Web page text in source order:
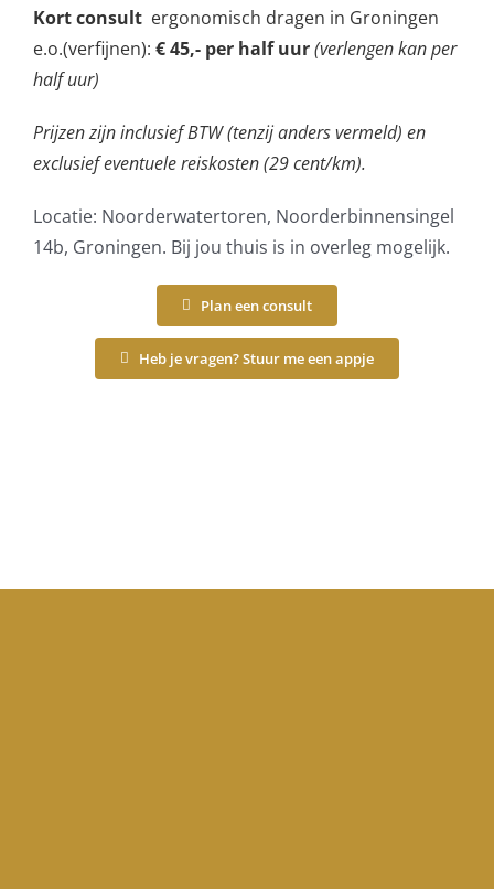
Kort consultergonomisch dragen in Groningen
e.o.(verfijnen): € 45,- per half uur(verlengen kan per
half uur)
Prijzen zijn inclusief BTW (tenzij anders vermeld) en
exclusief eventuele reiskosten (29 cent/km).
Locatie: Noorderwatertoren, Noorderbinnensingel
14b, Groningen. Bij jou thuis is in overleg mogelijk.
Plan een consult
Heb je vragen? Stuur me een appje